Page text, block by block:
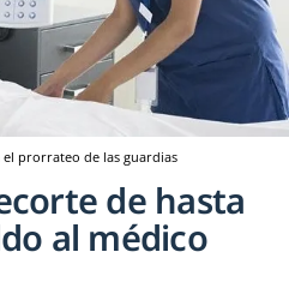
prorrateo de las guardias
de hasta
al médico